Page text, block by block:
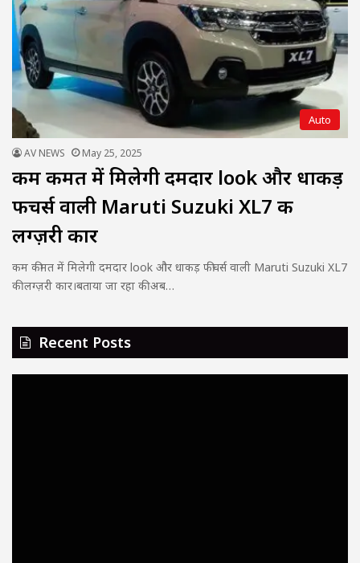
Auto
AV NEWS May 25, 2025
कम कीमत में मिलेगी दमदार look और धाकड़
फीचर्स वाली Maruti Suzuki XL7 की
लग्ज़री कार
कम कीमत में मिलेगी दमदार look और धाकड़ फीचर्स वाली Maruti Suzuki XL7
की लग्ज़री कार।बताया जा रहा की अब…
Recent Posts